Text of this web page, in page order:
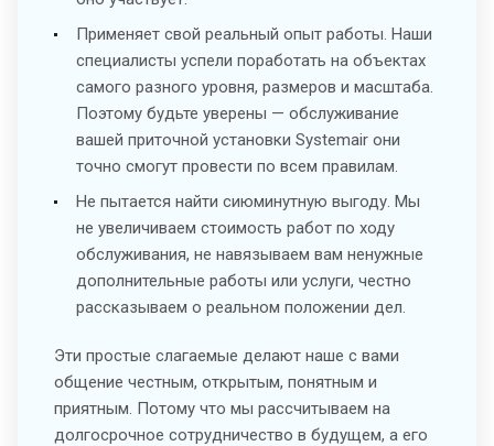
Применяет свой реальный опыт работы. Наши
специалисты успели поработать на объектах
самого разного уровня, размеров и масштаба.
Поэтому будьте уверены — обслуживание
вашей приточной установки Systemair они
точно смогут провести по всем правилам.
Не пытается найти сиюминутную выгоду. Мы
не увеличиваем стоимость работ по ходу
обслуживания, не навязываем вам ненужные
дополнительные работы или услуги, честно
рассказываем о реальном положении дел.
Эти простые слагаемые делают наше с вами
общение честным, открытым, понятным и
приятным. Потому что мы рассчитываем на
долгосрочное сотрудничество в будущем, а его